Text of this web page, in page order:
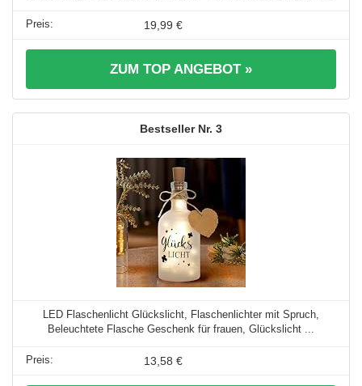
19,99 €
ZUM TOP ANGEBOT »
3
LED Flaschenlicht Glückslicht, Flaschenlichter mit Spruch,
Beleuchtete Flasche Geschenk für frauen, Glückslicht ...
13,58 €